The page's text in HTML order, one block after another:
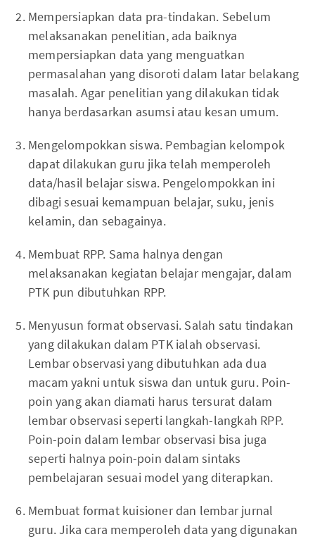
Mempersiapkan data pra-tindakan. Sebelum
melaksanakan penelitian, ada baiknya
mempersiapkan data yang menguatkan
permasalahan yang disoroti dalam latar belakang
masalah. Agar penelitian yang dilakukan tidak
hanya berdasarkan asumsi atau kesan umum.
Mengelompokkan siswa. Pembagian kelompok
dapat dilakukan guru jika telah memperoleh
data/hasil belajar siswa. Pengelompokkan ini
dibagi sesuai kemampuan belajar, suku, jenis
kelamin, dan sebagainya.
Membuat RPP. Sama halnya dengan
melaksanakan kegiatan belajar mengajar, dalam
PTK pun dibutuhkan RPP.
Menyusun format observasi. Salah satu tindakan
yang dilakukan dalam PTK ialah observasi.
Lembar observasi yang dibutuhkan ada dua
macam yakni untuk siswa dan untuk guru. Poin-
poin yang akan diamati harus tersurat dalam
lembar observasi seperti langkah-langkah RPP.
Poin-poin dalam lembar observasi bisa juga
seperti halnya poin-poin dalam sintaks
pembelajaran sesuai model yang diterapkan.
Membuat format kuisioner dan lembar jurnal
guru. Jika cara memperoleh data yang digunakan